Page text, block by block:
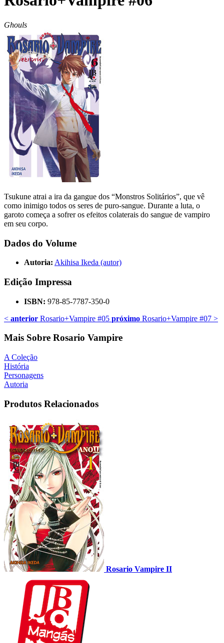
Ghouls
Tsukune atrai a ira da gangue dos “Monstros Solitários”, que vê
como inimigo todos os seres de puro-sangue. Durante a luta, o
garoto começa a sofrer os efeitos colaterais do sangue de vampiro
em seu corpo.
Dados do Volume
Autoria: Akihisa Ikeda (autor)
Edição Impressa
ISBN: 978-85-7787-350-0
< anterior Rosario+Vampire #05 próximo Rosario+Vampire #07 >
Mais Sobre Rosario Vampire
A Coleção
História
Personagens
Autoria
Produtos Relacionados
Rosario Vampire II